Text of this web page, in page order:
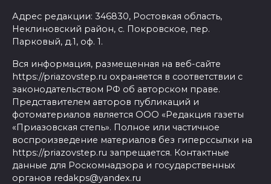
Адрес редакции: 346830, Ростовкая область,
Неклиновский район, с. Покровское, пер.
Парковый, д.1, оф. 1.
Вся информация, размещенная на веб-сайте
https://priazovstep.ru охраняется в соответствии с
законодательством РФ об авторском праве.
Представителем авторов публикаций и
фотоматериалов является ООО «Редакция газеты
«Приазовская степь». Полное или частичное
воспроизведение материалов без гиперссылки на
https://priazovstep.ru запрещается. Контактные
данные для Роскомнадзора и государственных
органов redakps@yandex.ru